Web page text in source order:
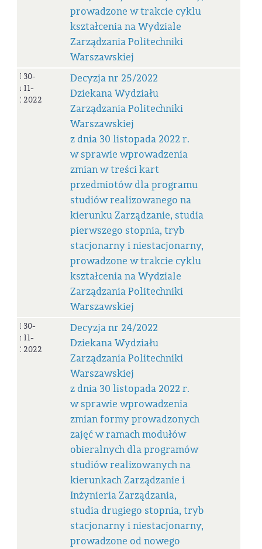
prowadzone w trakcie cyklu
kształcenia na Wydziale
Zarządzania Politechniki
Warszawskiej
Decyzja
nr
25/2022
30-
11-
2022
Decyzja nr 25/2022
Dziekana Wydziału
Zarządzania Politechniki
Warszawskiej
z dnia 30 listopada 2022 r.
w sprawie wprowadzenia
zmian w treści kart
przedmiotów dla programu
studiów realizowanego na
kierunku Zarządzanie, studia
pierwszego stopnia, tryb
stacjonarny i niestacjonarny,
prowadzone w trakcie cyklu
kształcenia na Wydziale
Zarządzania Politechniki
Warszawskiej
Decyzja
nr
24/2022
30-
11-
2022
Decyzja nr 24/2022
Dziekana Wydziału
Zarządzania Politechniki
Warszawskiej
z dnia 30 listopada 2022 r.
w sprawie wprowadzenia
zmian formy prowadzonych
zajęć w ramach modułów
obieralnych dla programów
studiów realizowanych na
kierunkach Zarządzanie i
Inżynieria Zarządzania,
studia drugiego stopnia, tryb
stacjonarny i niestacjonarny,
prowadzone od nowego